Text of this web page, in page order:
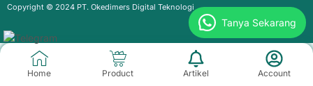
Copyright © 2024 PT. Okedimers Digital Teknologi
Home Product Artikel Account
Tanya Sekarang